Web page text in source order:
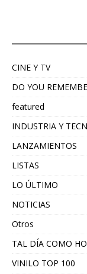
CINE Y TV
DO YOU
featured
INDUSTRIA Y
LANZAMIENTOS
LISTAS
LO ÚLTIMO
NOTICIAS
Otros
TAL DÍA COMO
VINILO TOP 100